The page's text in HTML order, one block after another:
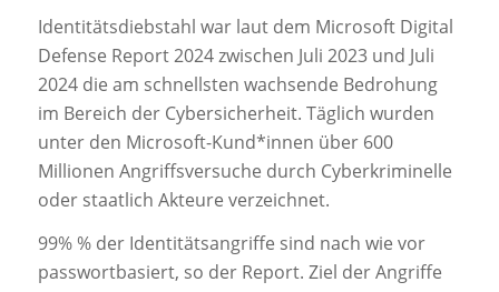
Identitätsdiebstahl war laut dem Microsoft Digital
Defense Report 2024 zwischen Juli 2023 und Juli
2024 die am schnellsten wachsende Bedrohung
im Bereich der Cybersicherheit. Täglich wurden
unter den Microsoft-Kund*innen über 600
Millionen Angriffsversuche durch Cyberkriminelle
oder staatlich Akteure verzeichnet.
99% % der Identitätsangriffe sind nach wie vor
passwortbasiert, so der Report. Ziel der Angriffe